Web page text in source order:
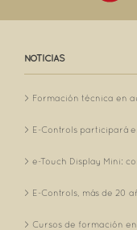
NOTICIAS
Formación técnica en
E-Controls participará
e-Touch Display Mini:
E-Controls, más de 20
Cursos de formación